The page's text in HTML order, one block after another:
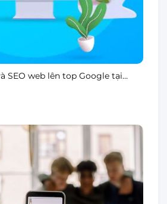
SEO web lên top Google tại…